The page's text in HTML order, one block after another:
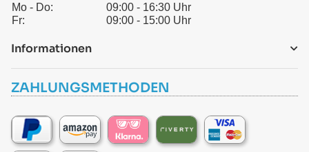
Mo - Do:
09:00 - 16:30 Uhr
Fr:
09:00 - 15:00 Uhr
Informationen
ZAHLUNGSMETHODEN